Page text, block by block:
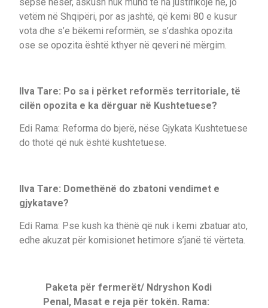
vetëm në Shqipëri, por as jashtë, që kemi 80 e kusur
vota dhe s’e bëkemi reformën, se s’dashka opozita
ose se opozita është kthyer në qeveri në mërgim.
Ilva Tare: Po sa i përket reformës territoriale, të
cilën opozita e ka dërguar në Kushtetuese?
Edi Rama: Reforma do bjerë, nëse Gjykata Kushtetuese
do thotë që nuk është kushtetuese.
Ilva Tare: Domethënë do zbatoni vendimet e
gjykatave?
Edi Rama: Pse kush ka thënë që nuk i kemi zbatuar ato,
edhe akuzat për komisionet hetimore s’janë të vërteta.
Paketa për fermerët/ Ndryshon Kodi
Penal, Masat e reja për tokën. Rama: